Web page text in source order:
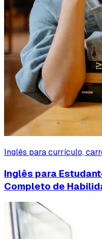
Inglês para currículo,
Inglês para
Completo de